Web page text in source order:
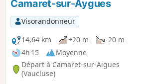
Camaret-sur-Aygues
Visorandonneur
14,64 km
+20 m
-20 m
4h 15
Moyenne
Départ à Camaret-sur-Aigues
(Vaucluse)